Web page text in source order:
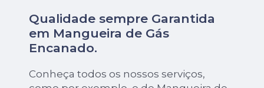
Qualidade sempre Garantida
em Mangueira de Gás
Encanado.
Conheça todos os nossos serviços,